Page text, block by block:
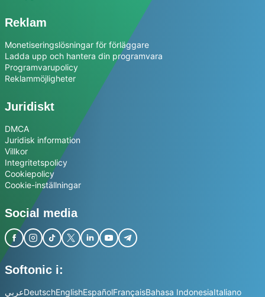
Reklam
Monetiseringslösningar för förläggare
Ladda upp och hantera din programvara
Programvarupolicy
Reklammöjligheter
Juridiskt
DMCA
Juridisk information
Villkor
Integritetspolicy
Cookiepolicy
Cookie-inställningar
Social media
Softonic i:
عربيDeutschEnglishEspañolFrançaisBahasa IndonesiaItaliano